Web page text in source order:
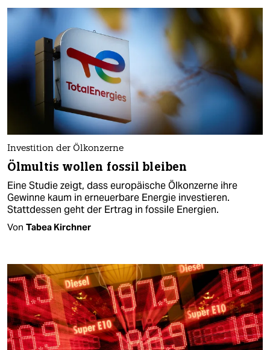
Investition der Ölkonzerne
Ölmultis wollen fossil bleiben
Eine Studie zeigt, dass europäische Ölkonzerne ihre
Gewinne kaum in erneuerbare Energie investieren.
Stattdessen geht der Ertrag in fossile Energien.
Von Tabea Kirchner